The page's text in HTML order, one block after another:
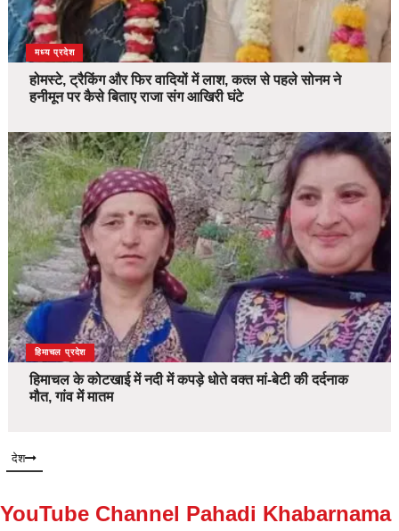
देश
मध्य प्रदेश
होमस्टे, ट्रैकिंग और फिर वादियों में लाश, कत्ल से पहले सोनम ने
हनीमून पर कैसे बिताए राजा संग आखिरी घंटे
देश
हिमाचल प्रदेश
हिमाचल के कोटखाई में नदी में कपड़े धोते वक्त मां-बेटी की दर्दनाक
मौत, गांव में मातम
देश
YouTube Channel Pahadi Khabarnama